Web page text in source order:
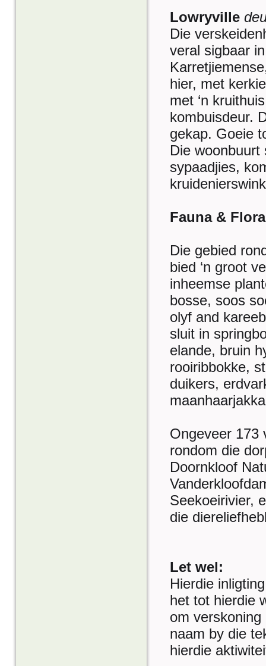
Lowryville
Die
veral sigbaar
hier, met
met ‘n
kombuisdeur.
gekap. Goeie
Die
sypaadjies,
Fauna &
Die gebied
bied ‘n groot
inheemse
bosse, soos
olyf and
sluit in
elande, bruin
rooiribbokke,
duikers,
Ongeveer 173
rondom die
Doornkloof
Seekoeirivier,
die
Let wel:
Hierdie
het tot hierdie
om
naam by die
hierdie